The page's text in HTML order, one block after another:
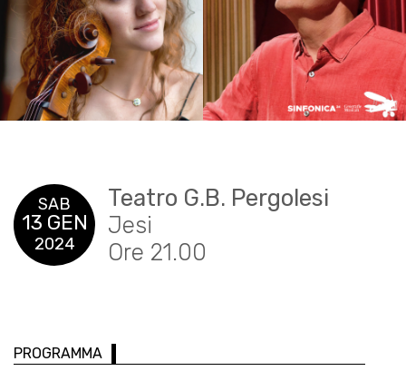
SAB
13 GEN
2024
Teatro G.B. Pergolesi
Jesi
Ore 21.00
PROGRAMMA